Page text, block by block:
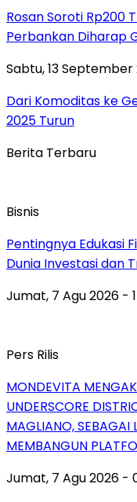
Rosan Soroti Rp200
Perbankan Diharap
Sabtu, 13 September
Dari Komoditas ke
2025 Turun
Berita Terbaru
Bisnis
Pentingnya Edukasi
Dunia Investasi dan
Jumat, 7 Agu 2026 -
Pers Rilis
MONDEVITA
UNDERSCORE
MAGLIANO, SEBAGAI
MEMBANGUN
Jumat, 7 Agu 2026 -